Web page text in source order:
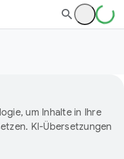
um Inhalte in Ihre
KI-Übersetzungen